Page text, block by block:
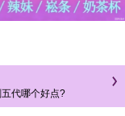
代哪个好点?